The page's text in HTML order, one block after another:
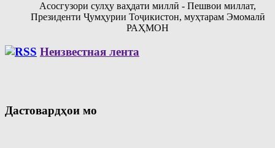
Асосгузори сулҳу ваҳдати миллӣ - Пешвои миллат,
Президенти Ҷумҳурии Тоҷикистон, муҳтарам Эмомалӣ
РАҲМОН
Неизвестная лента
Дастовардҳои мо